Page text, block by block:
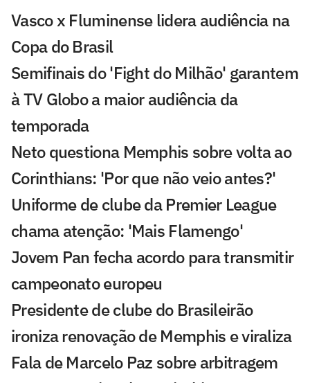
Vasco x Fluminense lidera audiência na
Copa do Brasil
Semifinais do 'Fight do Milhão' garantem
à TV Globo a maior audiência da
temporada
Neto questiona Memphis sobre volta ao
Corinthians: 'Por que não veio antes?'
Uniforme de clube da Premier League
chama atenção: 'Mais Flamengo'
Jovem Pan fecha acordo para transmitir
campeonato europeu
Presidente de clube do Brasileirão
ironiza renovação de Memphis e viraliza
Fala de Marcelo Paz sobre arbitragem